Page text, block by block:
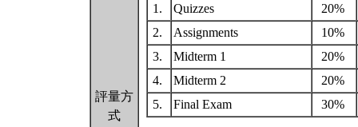
評量方
式
1.
Quizzes
20%
2.
Assignments
10%
3.
Midterm 1
20%
4.
Midterm 2
20%
5.
Final Exam 30%